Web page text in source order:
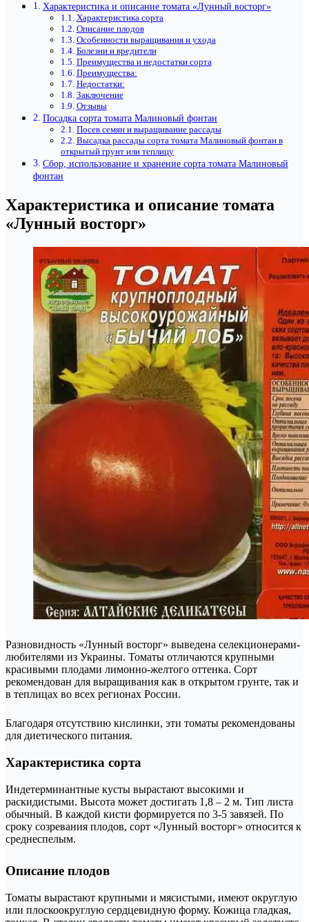
Характеристика и описание томата «Лунный восторг»
Характеристика сорта
Описание плодов
Особенности выращивания и ухода
Болезни и вредители
Преимущества и недостатки сорта
Преимущества:
Недостатки:
Заключение
Отзывы
Посадка сорта томата Малиновый фонтан
Посев семян и выращивание рассады
Высадка рассады сорта томата Малиновый фонтан в
открытый грунт или теплицу
Сбор, использование и хранение сорта томата Малиновый
фонтан
Характеристика и описание томата
«Лунный восторг»
Разновидность «Лунный восторг» выведена селекционерами-
любителями из Украины. Томаты отличаются крупными
красивыми плодами лимонно-желтого оттенка. Сорт
рекомендован для выращивания как в открытом грунте, так и
в теплицах во всех регионах России.
Благодаря отсутствию кислинки, эти томаты рекомендованы
для диетического питания.
Характеристика сорта
Индетерминантные кусты вырастают высокими и
раскидистыми. Высота может достигать 1,8 – 2 м. Тип листа
обычный. В каждой кисти формируется по 3-5 завязей. По
сроку созревания плодов, сорт «Лунный восторг» относится к
среднеспелым.
Описание плодов
Томаты вырастают крупными и мясистыми, имеют округлую
или плоскоокруглую сердцевидную форму. Кожица гладкая,